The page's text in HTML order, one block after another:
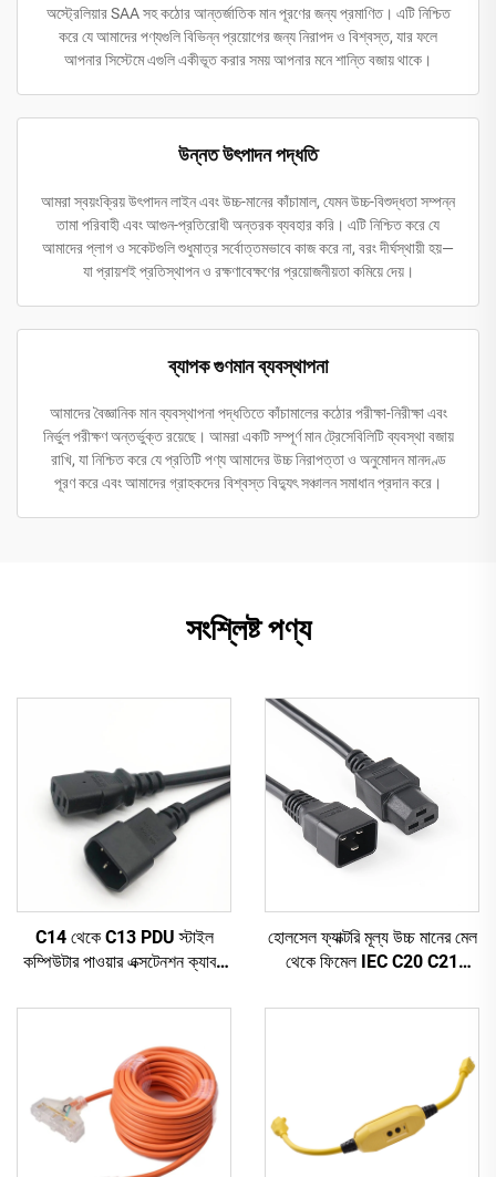
অস্ট্রেলিয়ার SAA সহ কঠোর আন্তর্জাতিক মান পূরণের জন্য প্রমাণিত। এটি নিশ্চিত
করে যে আমাদের পণ্যগুলি বিভিন্ন প্রয়োগের জন্য নিরাপদ ও বিশ্বস্ত, যার ফলে
আপনার সিস্টেমে এগুলি একীভূত করার সময় আপনার মনে শান্তি বজায় থাকে।
উন্নত উৎপাদন পদ্ধতি
আমরা স্বয়ংক্রিয় উৎপাদন লাইন এবং উচ্চ-মানের কাঁচামাল, যেমন উচ্চ-বিশুদ্ধতা সম্পন্ন
তামা পরিবাহী এবং আগুন-প্রতিরোধী অন্তরক ব্যবহার করি। এটি নিশ্চিত করে যে
আমাদের প্লাগ ও সকেটগুলি শুধুমাত্র সর্বোত্তমভাবে কাজ করে না, বরং দীর্ঘস্থায়ী হয়—
যা প্রায়শই প্রতিস্থাপন ও রক্ষণাবেক্ষণের প্রয়োজনীয়তা কমিয়ে দেয়।
ব্যাপক গুণমান ব্যবস্থাপনা
আমাদের বৈজ্ঞানিক মান ব্যবস্থাপনা পদ্ধতিতে কাঁচামালের কঠোর পরীক্ষা-নিরীক্ষা এবং
নির্ভুল পরীক্ষণ অন্তর্ভুক্ত রয়েছে। আমরা একটি সম্পূর্ণ মান ট্রেসেবিলিটি ব্যবস্থা বজায়
রাখি, যা নিশ্চিত করে যে প্রতিটি পণ্য আমাদের উচ্চ নিরাপত্তা ও অনুমোদন মানদণ্ড
পূরণ করে এবং আমাদের গ্রাহকদের বিশ্বস্ত বিদ্যুৎ সঞ্চালন সমাধান প্রদান করে।
সংশ্লিষ্ট পণ্য
C14 থেকে C13 PDU স্টাইল
কম্পিউটার পাওয়ার এক্সটেনশন ক্যাবল
এক্সটেনশন কর্ড 10A IEC-320-
হোলসেল ফ্যাক্টরি মূল্য উচ্চ মানের মেল
থেকে ফিমেল IEC C20 C21